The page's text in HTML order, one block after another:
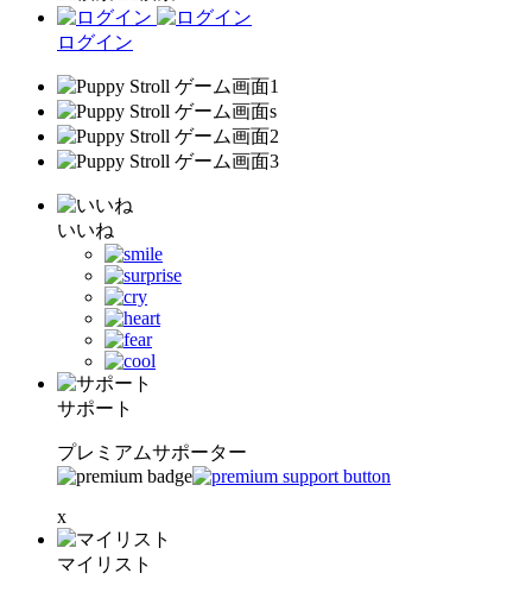
ログイン
いいね
サポート
プレミアムサポーター
x
マイリスト